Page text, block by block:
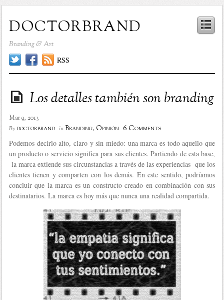
doctorbrand
Branding & Art
RSS
Los detalles también son branding
Mar 9, 2013
Bydoctorbrand in Branding, Opinión 6 Comments
Podemos decirlo alto, claro y sin miedo: una marca es todo aquello que
un producto o servicio significa para sus clientes. Partiendo de esta base,
la marca extiende sus circunstancias a través de las experiencias que los
clientes tienen y comparten con los demás. En este sentido, podríamos
concluir que la marca es un constructo creado en combinación con sus
destinatarios. La marca es hoy más que nunca una realidad compartida.